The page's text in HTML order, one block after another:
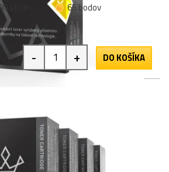
strán
65 bodov
- + DO KOŠÍKA